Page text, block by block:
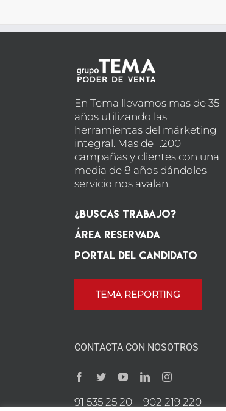
En Tema llevamos mas de 35
años utilizando las
herramientas del márketing
integral. Mas de 1.200
campañas y clientes con una
media de 8 años dándoles
servicio nos avalan.
¿Buscas Trabajo?
Área Reservada
Portal del candidato
TEMA REPORTING
CONTACTA CON NOSOTROS
91 535 25 20 || 902 219 220